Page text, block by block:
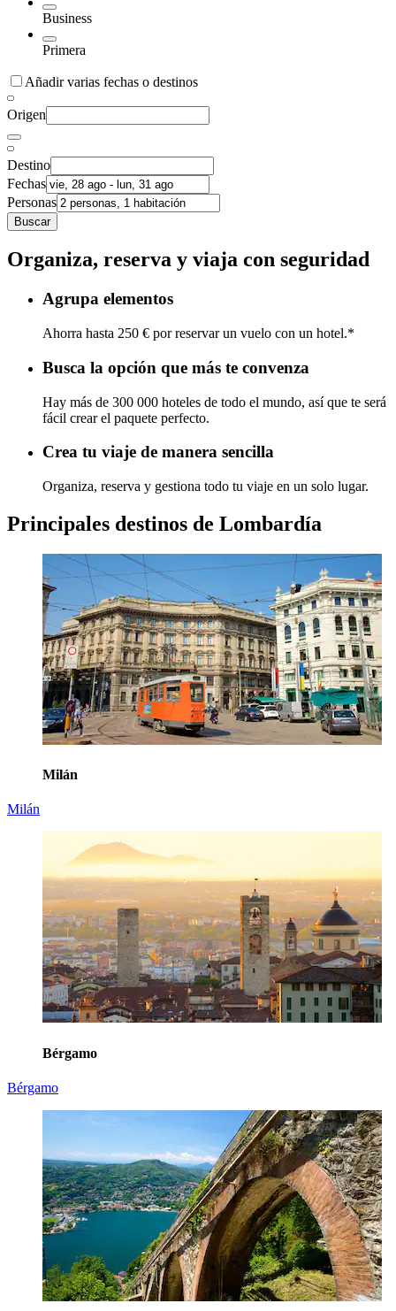
Business
Primera
Añadir varias fechas o destinos
Origen
Destino
Fechas
Personas
Buscar
Organiza, reserva y viaja con seguridad
Agrupa elementos
Ahorra hasta 250 € por reservar un vuelo con un hotel.*
Busca la opción que más te convenza
Hay más de 300 000 hoteles de todo el mundo, así que te será
fácil crear el paquete perfecto.
Crea tu viaje de manera sencilla
Organiza, reserva y gestiona todo tu viaje en un solo lugar.
Principales destinos de Lombardía
Milán
Milán
Bérgamo
Bérgamo